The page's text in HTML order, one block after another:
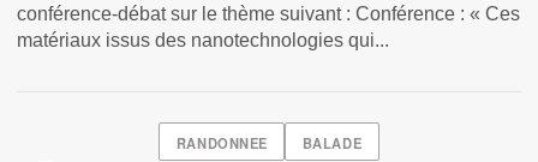
conférence-débat sur le thème suivant : Conférence : « Ces
matériaux issus des nanotechnologies qui...
RANDONNEE BALADE